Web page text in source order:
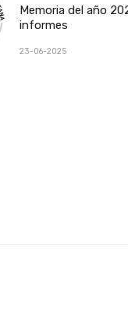
Memoria del año
informes
23-06-2025